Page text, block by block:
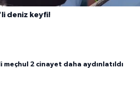
deniz keyfi!
meçhul 2 cinayet daha aydınlatıldı